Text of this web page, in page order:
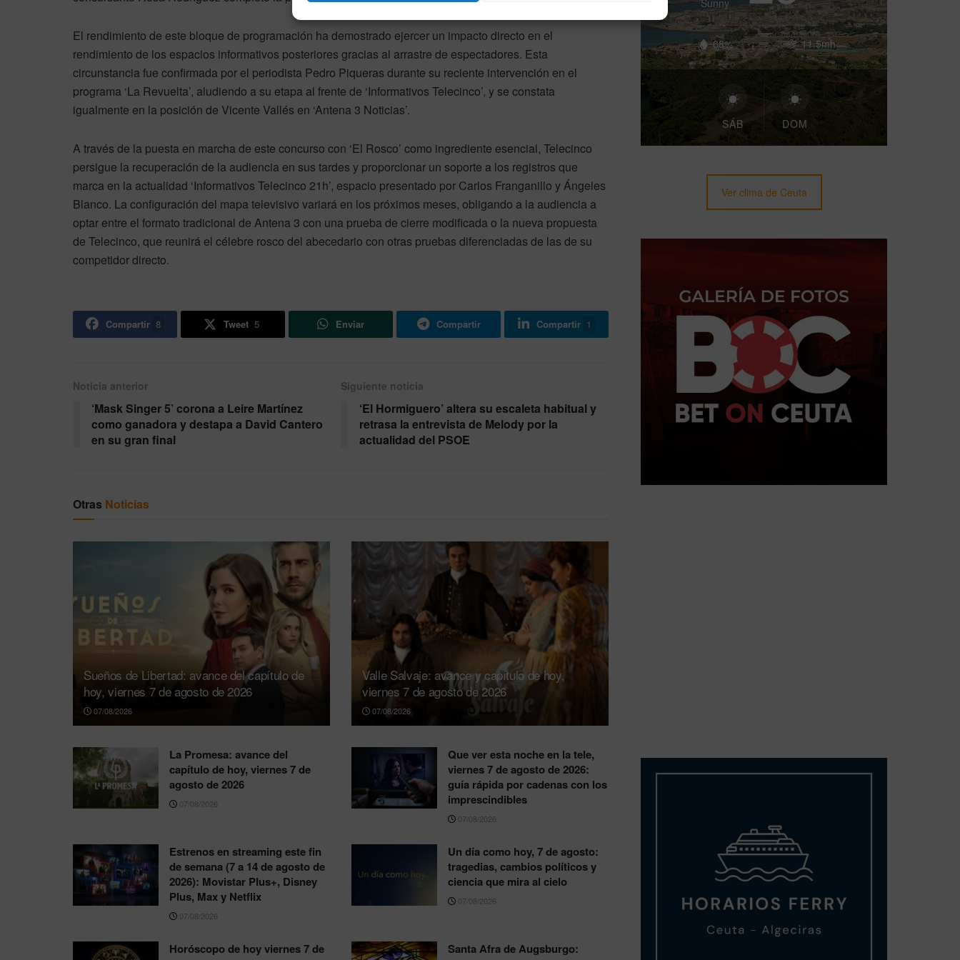
El rendimiento de este bloque de programación ha demostrado ejercer un impacto directo en el
rendimiento de los espacios informativos posteriores gracias al arrastre de espectadores. Esta
circunstancia fue confirmada por el periodista Pedro Piqueras durante su reciente intervención en el
programa ‘La Revuelta’, aludiendo a su etapa al frente de ‘Informativos Telecinco’, y se constata
igualmente en la posición de Vicente Vallés en ‘Antena 3 Noticias’.
A través de la puesta en marcha de este concurso con ‘El Rosco’ como ingrediente esencial, Telecinco
persigue la recuperación de la audiencia en sus tardes y proporcionar un soporte a los registros que
marca en la actualidad ‘Informativos Telecinco 21h’, espacio presentado por Carlos Franganillo y Ángeles
Blanco. La configuración del mapa televisivo variará en los próximos meses, obligando a la audiencia a
optar entre el formato tradicional de Antena 3 con una prueba de cierre modificada o la nueva propuesta
de Telecinco, que reunirá el célebre rosco del abecedario con otras pruebas diferenciadas de las de su
competidor directo.
Compartir 8 Tweet 5 Enviar Compartir Compartir 1
Noticia anterior
‘Mask Singer 5’ corona a Leire Martínez
como ganadora y destapa a David Cantero
en su gran final
Siguiente noticia
‘El Hormiguero’ altera su escaleta habitual y
retrasa la entrevista de Melody por la
actualidad del PSOE
Otras Noticias
Sueños de Libertad: avance del capítulo de
hoy, viernes 7 de agosto de 2026
07/08/2026
Valle Salvaje: avance y capítulo de hoy,
viernes 7 de agosto de 2026
07/08/2026
La Promesa: avance del
capítulo de hoy, viernes 7 de
agosto de 2026
07/08/2026
Que ver esta noche en la tele,
viernes 7 de agosto de 2026:
guía rápida por cadenas con los
imprescindibles
07/08/2026
Estrenos en streaming este fin
de semana (7 a 14 de agosto de
2026): Movistar Plus+, Disney
Plus, Max y Netflix
07/08/2026
Un día como hoy, 7 de agosto:
tragedias, cambios políticos y
ciencia que mira al cielo
07/08/2026
Horóscopo de hoy viernes 7 de
Santa Afra de Augsburgo:
Sunny
68% 11.5mh
SÁB DOM
Ver clima de Ceuta